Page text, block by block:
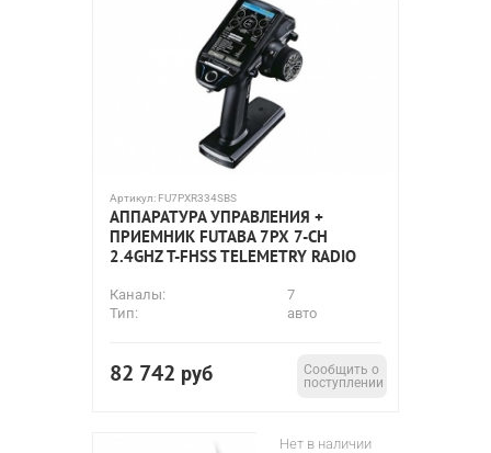
Артикул: FU7PXR334SBS
АППАРАТУРА УПРАВЛЕНИЯ +
ПРИЕМНИК FUTABA 7PX 7-CH
2.4GHZ T-FHSS TELEMETRY RADIO
Каналы:
7
Тип:
авто
82 742 руб
Сообщить о
поступлении
Нет в наличии